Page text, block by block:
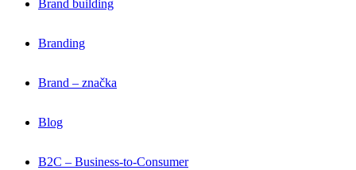
Brand building
Branding
Brand – značka
Blog
B2C – Business-to-Consumer